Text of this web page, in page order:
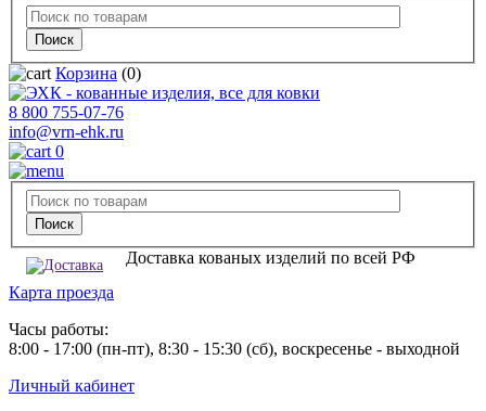
Корзина (0)
8 800 755-07-76
info@vrn-ehk.ru
0
Доставка кованых изделий по всей РФ
Карта проезда
Часы работы:
8:00 - 17:00 (пн-пт), 8:30 - 15:30 (сб), воскресенье - выходной
Личный кабинет